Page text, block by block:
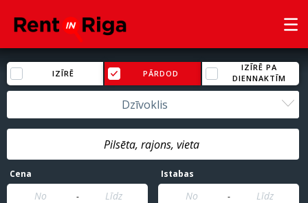
IZĪRĒ PĀRDOD
IZĪRĒ PA
DIENNAKTĪM
Dzīvoklis
Cena
-
Istabas
-